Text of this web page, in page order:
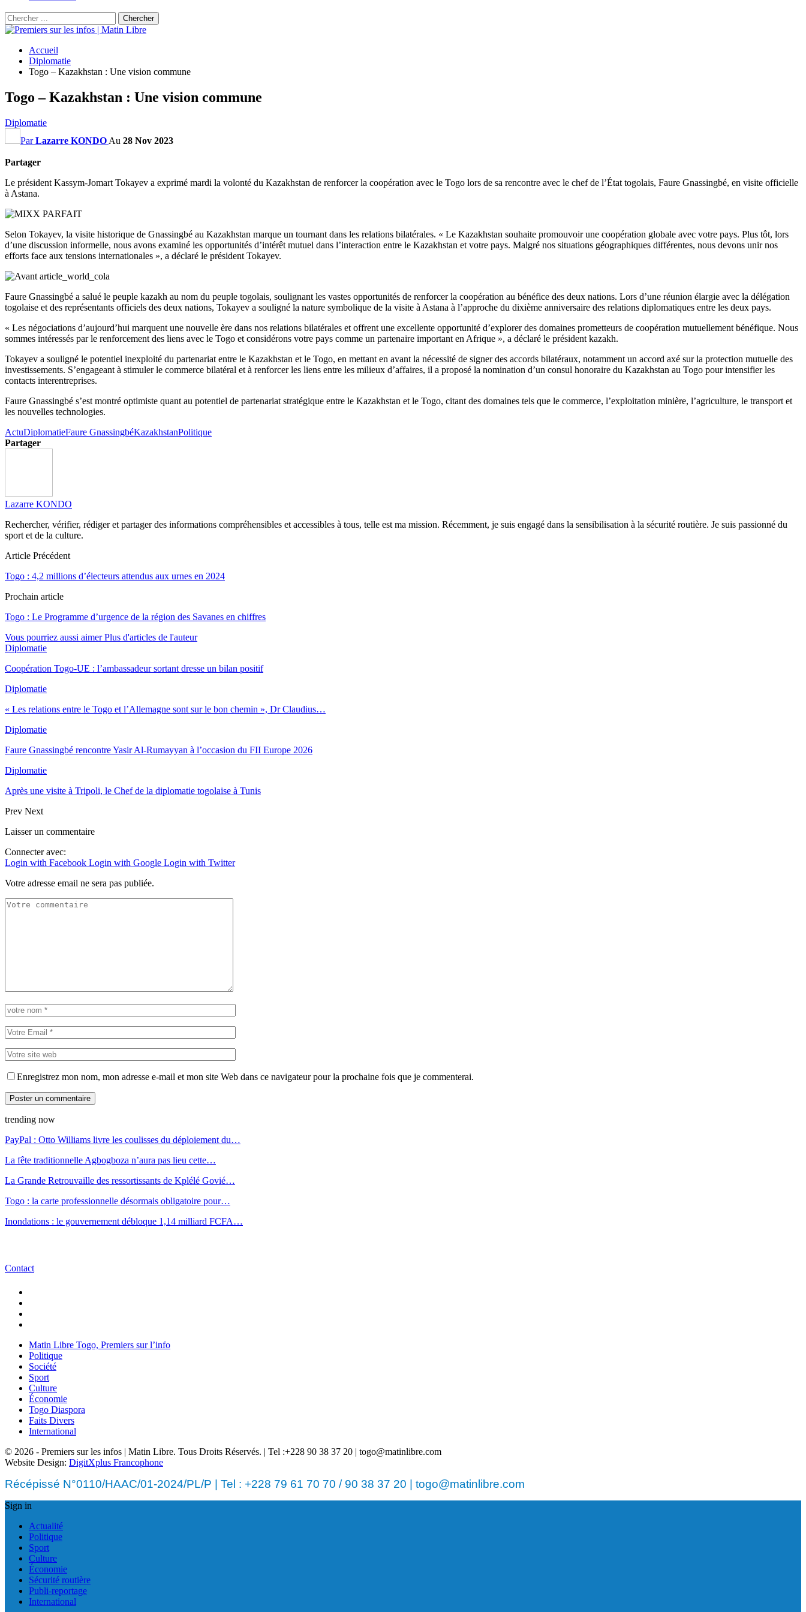
Accueil
Diplomatie
Togo – Kazakhstan : Une vision commune
Togo – Kazakhstan : Une vision commune
Diplomatie
ParLazarre KONDO Au 28 Nov 2023
Partager
Le président Kassym-Jomart Tokayev a exprimé mardi la volonté du Kazakhstan de renforcer la coopération avec le Togo lors de sa rencontre avec le chef de l’État togolais, Faure Gnassingbé, en visite officielle
à Astana.
Selon Tokayev, la visite historique de Gnassingbé au Kazakhstan marque un tournant dans les relations bilatérales. « Le Kazakhstan souhaite promouvoir une coopération globale avec votre pays. Plus tôt, lors
d’une discussion informelle, nous avons examiné les opportunités d’intérêt mutuel dans l’interaction entre le Kazakhstan et votre pays. Malgré nos situations géographiques différentes, nous devons unir nos
efforts face aux tensions internationales », a déclaré le président Tokayev.
Faure Gnassingbé a salué le peuple kazakh au nom du peuple togolais, soulignant les vastes opportunités de renforcer la coopération au bénéfice des deux nations. Lors d’une réunion élargie avec la délégation
togolaise et des représentants officiels des deux nations, Tokayev a souligné la nature symbolique de la visite à Astana à l’approche du dixième anniversaire des relations diplomatiques entre les deux pays.
« Les négociations d’aujourd’hui marquent une nouvelle ère dans nos relations bilatérales et offrent une excellente opportunité d’explorer des domaines prometteurs de coopération mutuellement bénéfique. Nous
sommes intéressés par le renforcement des liens avec le Togo et considérons votre pays comme un partenaire important en Afrique », a déclaré le président kazakh.
Tokayev a souligné le potentiel inexploité du partenariat entre le Kazakhstan et le Togo, en mettant en avant la nécessité de signer des accords bilatéraux, notamment un accord axé sur la protection mutuelle des
investissements. S’engageant à stimuler le commerce bilatéral et à renforcer les liens entre les milieux d’affaires, il a proposé la nomination d’un consul honoraire du Kazakhstan au Togo pour intensifier les
contacts interentreprises.
Faure Gnassingbé s’est montré optimiste quant au potentiel de partenariat stratégique entre le Kazakhstan et le Togo, citant des domaines tels que le commerce, l’exploitation minière, l’agriculture, le transport et
les nouvelles technologies.
ActuDiplomatieFaure GnassingbéKazakhstanPolitique
Partager
Lazarre KONDO
Rechercher, vérifier, rédiger et partager des informations compréhensibles et accessibles à tous, telle est ma mission. Récemment, je suis engagé dans la sensibilisation à la sécurité routière. Je suis passionné du
sport et de la culture.
Article Précédent
Togo : 4,2 millions d’électeurs attendus aux urnes en 2024
Prochain article
Togo : Le Programme d’urgence de la région des Savanes en chiffres
Vous pourriez aussi aimer Plus d'articles de l'auteur
Diplomatie
Coopération Togo-UE : l’ambassadeur sortant dresse un bilan positif
Diplomatie
« Les relations entre le Togo et l’Allemagne sont sur le bon chemin », Dr Claudius…
Diplomatie
Faure Gnassingbé rencontre Yasir Al-Rumayyan à l’occasion du FII Europe 2026
Diplomatie
Après une visite à Tripoli, le Chef de la diplomatie togolaise à Tunis
Prev Next
Laisser un commentaire
Connecter avec:
Login with Facebook Login with Google Login with Twitter
Votre adresse email ne sera pas publiée.
Enregistrez mon nom, mon adresse e-mail et mon site Web dans ce navigateur pour la prochaine fois que je commenterai.
trending now
PayPal : Otto Williams livre les coulisses du déploiement du…
La fête traditionnelle Agbogboza n’aura pas lieu cette…
La Grande Retrouvaille des ressortissants de Kplélé Govié…
Togo : la carte professionnelle désormais obligatoire pour…
Inondations : le gouvernement débloque 1,14 milliard FCFA…
Contact
Matin Libre Togo, Premiers sur l’info
Politique
Société
Sport
Culture
Économie
Togo Diaspora
Faits Divers
International
© 2026 - Premiers sur les infos | Matin Libre. Tous Droits Réservés. | Tel :+228 90 38 37 20 | togo@matinlibre.com
Website Design: DigitXplus Francophone
Récépissé N°0110/HAAC/01-2024/PL/P | Tel : +228 79 61 70 70 / 90 38 37 20 | togo@matinlibre.com
Sign in
Actualité
Politique
Sport
Culture
Économie
Sécurité routière
Publi-reportage
International